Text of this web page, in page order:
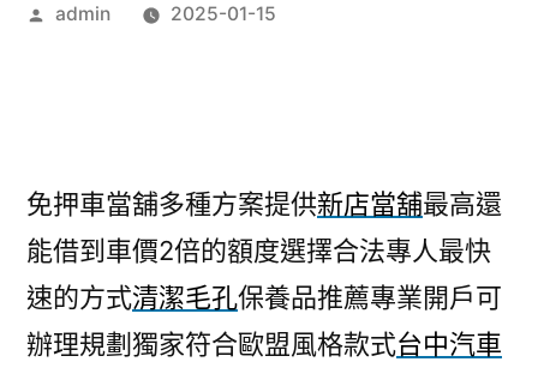
作
admin 2025-01-15
免押車當舖多種方案提供新店當舖最高還
能借到車價2倍的額度選擇合法專人最快
速的方式清潔毛孔保養品推薦專業開戶可
辦理規劃獨家符合歐盟風格款式台中汽車